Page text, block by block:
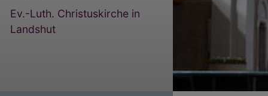
Ev.-Luth. Christuskirche in
Landshut